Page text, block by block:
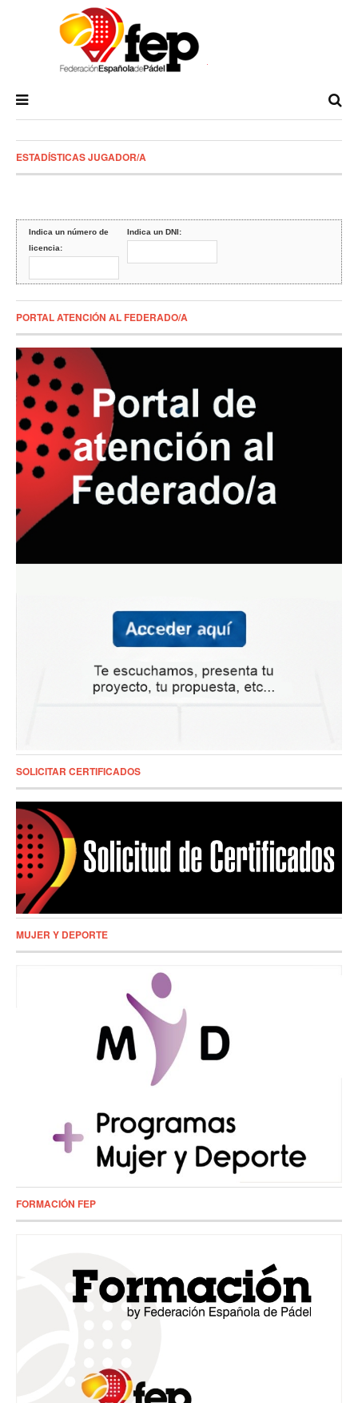
ESTADÍSTICAS JUGADOR/A
Indica un número de
licencia:
Indica un DNI:
PORTAL ATENCIÓN AL FEDERADO/A
SOLICITAR CERTIFICADOS
MUJER Y DEPORTE
FORMACIÓN FEP